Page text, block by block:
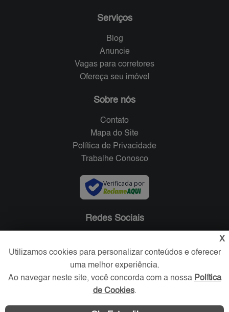
Serviços
Blog
Anuncie
Vagas para corretores
Ofereça seu imóvel
Sobre nós
Contato
Mapa do Site
Política de Privacidade
Trabalhe Conosco
Verificada por
Redes Sociais
X
Utilizamos cookies para personalizar conteúdos e oferecer
uma melhor experiência.
Ao navegar neste site, você concorda com a nossa Política
de Cookies.